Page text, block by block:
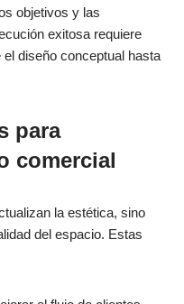
objetivos y las
exitosa requiere
diseño conceptual hasta
para
comercial
la estética, sino
del espacio. Estas